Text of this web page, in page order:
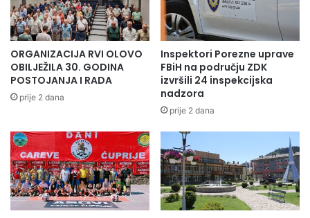
ORGANIZACIJA RVI OLOVO
OBILJEŽILA 30. GODINA
POSTOJANJA I RADA
prije 2 dana
Inspektori Porezne uprave
FBiH na području ZDK
izvršili 24 inspekcijska
nadzora
prije 2 dana